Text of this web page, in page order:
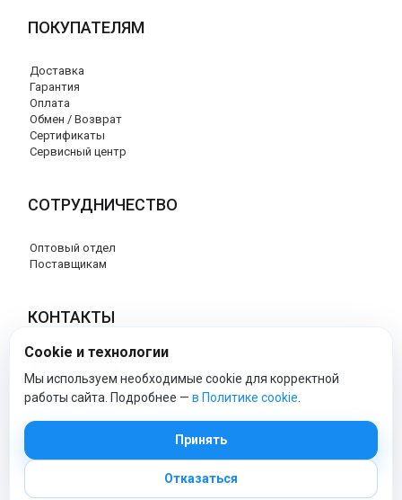
ПОКУПАТЕЛЯМ
Доставка
Гарантия
Оплата
Обмен / Возврат
Сертификаты
Сервисный центр
СОТРУДНИЧЕСТВО
Оптовый отдел
Поставщикам
КОНТАКТЫ
8 (800) 707-17-56
info@peg-perego-market.ru
© 2026 Официальный сайт Peg Perego
Cookie и технологии
Мы используем необходимые cookie для корректной
работы сайта. Подробнее — в Политике cookie
Принять
Отказаться